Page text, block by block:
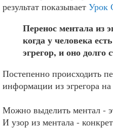
результат показывает Урок
Перенос ментала из
когда у человека
эгрегор, и оно долго
Постепенно происходить
информации из эгрегора на
Можно выделить ментал -
И узор из ментала -